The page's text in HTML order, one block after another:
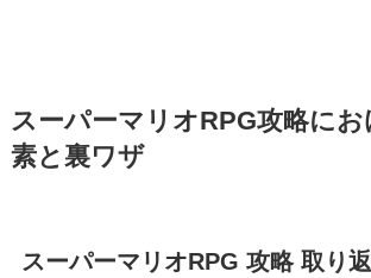
スーパーマリオRPG攻略に
素と裏ワザ
スーパーマリオRPG 攻略 取り